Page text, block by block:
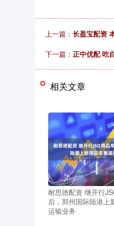
上一篇： 长盈宝配资
下一篇： 正中优配 吃
相关文章
耐思徳配资 继开行
后，郑州国际陆港上
运输业务